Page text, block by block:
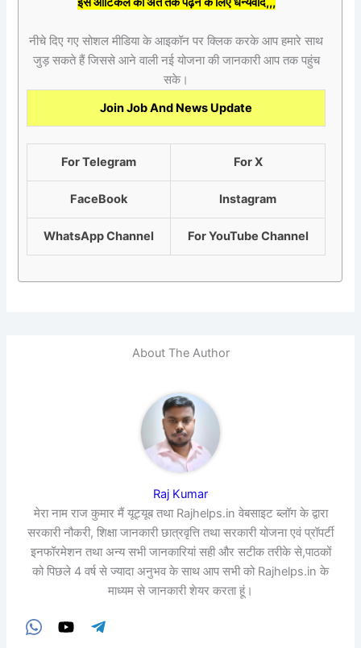
नीचे दिए गए सोशल मीडिया के आइकॉन पर क्लिक करके आप हमारे साथ
जुड़ सकते हैं जिससे आने वाली नई योजना की जानकारी आप तक पहुंच
सके।
Join Job And News Update
For Telegram For X
FaceBook Instagram
WhatsApp Channel For YouTube Channel
About The Author
Raj Kumar
मेरा नाम राज कुमार मैं यूट्यूब तथा Rajhelps.in वेबसाइट ब्लॉग के द्वारा
सरकारी नौकरी, शिक्षा जानकारी छात्रवृत्ति तथा सरकारी योजना एवं प्रॉपर्टी
इनफॉरमेशन तथा अन्य सभी जानकारियां सही और सटीक तरीके से,पाठकों
को पिछले 4 वर्ष से ज्यादा अनुभव के साथ आप सभी को Rajhelps.in के
माध्यम से जानकारी शेयर करता हूं।